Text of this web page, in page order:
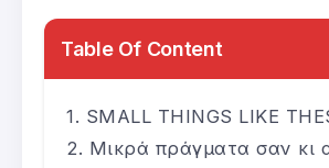
Table Of Content
SMALL THINGS LIKE
Μικρά πράγματα σαν κι